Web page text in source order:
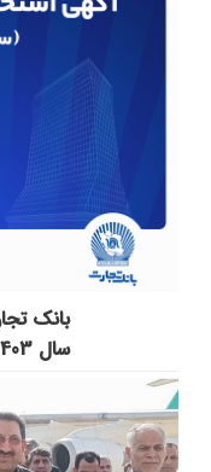
بانک
سال 1403 را تمدید کرد